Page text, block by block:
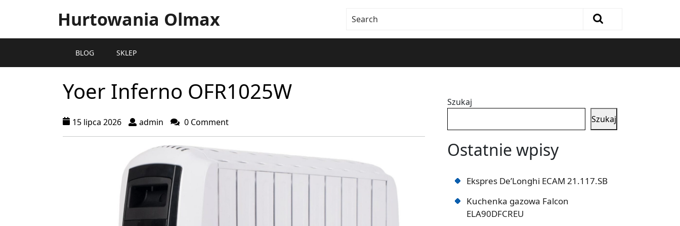
Hurtowania Olmax
BLOG SKLEP
Yoer Inferno OFR1025W
15 lipca 2026 admin 0 Comment
Szukaj
Szukaj
Ostatnie wpisy
Ekspres De’Longhi ECAM 21.117.SB
Kuchenka gazowa Falcon
ELA90DFCREU